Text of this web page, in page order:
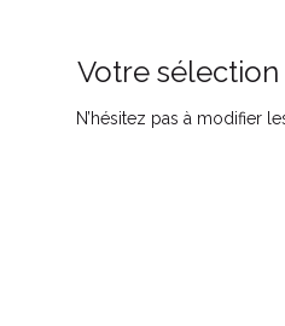
Votre sélection
N’hésitez pas à modifier